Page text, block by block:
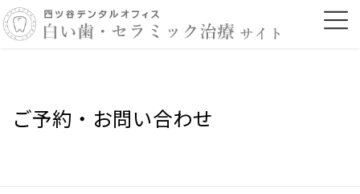
コ
ン
テ
ナ
ビ
ゲ
ご予約・お問い合わせ